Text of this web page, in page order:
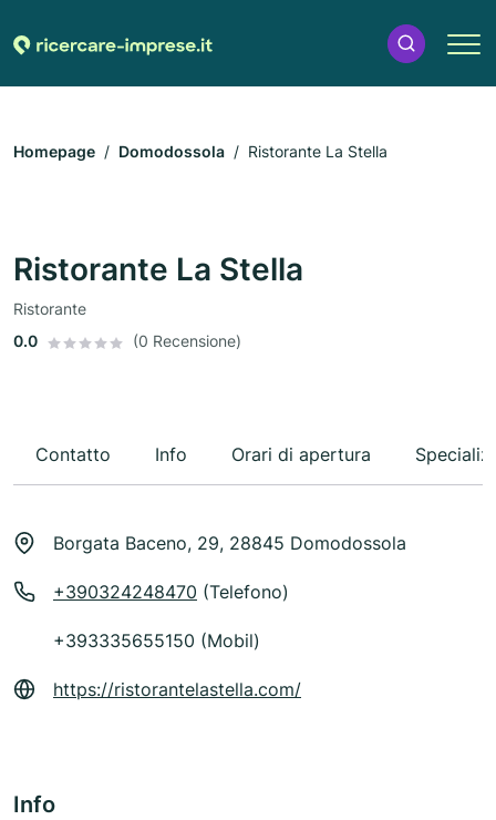
Homepage Domodossola Ristorante La Stella
Ristorante La Stella
Ristorante
0.0
(0 Recensione)
Contatto Info Orari di apertura
Borgata Baceno, 29, 28845 Domodossola
+390324248470 (Telefono)
+393335655150 (Mobil)
https://ristorantelastella.com/
Info